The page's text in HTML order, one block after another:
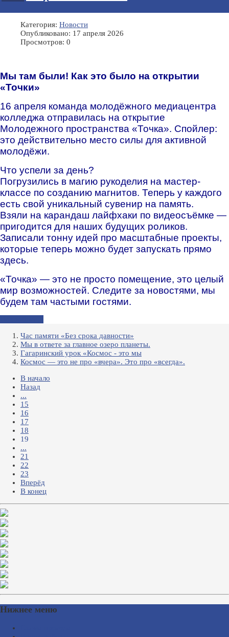
Категория: Новости
Опубликовано: 17 апреля 2026
Просмотров: 0
Мы там были! Как это было на открытии
«Точки»
16 апреля команда молодёжного медиацентра
колледжа отправилась на открытие
Молодежного пространства «Точка». Спойлер:
это действительно место силы для активной
молодёжи.
Что успели за день?
Погрузились в магию рукоделия на мастер-
классе по созданию магнитов. Теперь у каждого
есть свой уникальный сувенир на память.
Взяли на карандаш лайфхаки по видеосъёмке —
пригодится для наших будущих роликов.
Записали тонну идей про масштабные проекты,
которые теперь можно будет запускать прямо
здесь.
«Точка» — это не просто помещение, это целый
мир возможностей. Следите за новостями, мы
будем там частыми гостями.
Час памяти «Без срока давности»
Мы в ответе за главное озеро планеты.
Гагаринский урок «Космос - это мы
Космос — это не про «вчера». Это про «всегда».
В начало
Назад
...
15
16
17
18
19
...
21
22
23
Вперёд
В конец
Нижнее меню